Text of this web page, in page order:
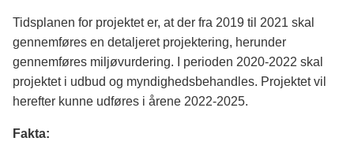
Tidsplanen for projektet er, at der fra 2019 til 2021 skal
gennemføres en detaljeret projektering, herunder
gennemføres miljøvurdering. I perioden 2020-2022 skal
projektet i udbud og myndighedsbehandles. Projektet vil
herefter kunne udføres i årene 2022-2025.
Fakta: